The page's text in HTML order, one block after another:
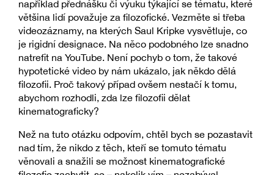
například přednášku či výuku týkající se tématu, které
většina lidí považuje za filozofické. Vezměte si třeba
videozáznamy, na kterých Saul Kripke vysvětluje, co
je rigidní designace. Na něco podobného lze snadno
natrefit na YouTube. Není pochyb o tom, že takové
hypotetické video by nám ukázalo, jak někdo dělá
filozofii. Proč takový případ ovšem nestačí k tomu,
abychom rozhodli, zda lze filozofii dělat
kinematograficky?
Než na tuto otázku odpovím, chtěl bych se pozastavit
nad tím, že nikdo z těch, kteří se tomuto tématu
věnovali a snažili se možnost kinematografické